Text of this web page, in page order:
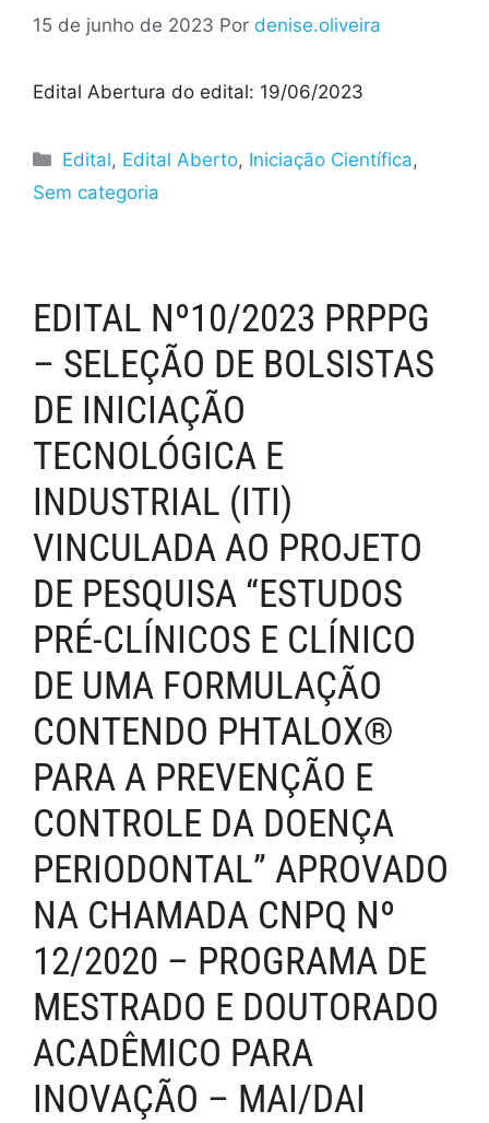
15 de junho de 2023 Por denise.oliveira
Edital Abertura do edital: 19/06/2023
Edital, Edital Aberto, Iniciação Científica,
Sem categoria
EDITAL Nº10/2023 PRPPG
– SELEÇÃO DE BOLSISTAS
DE INICIAÇÃO
TECNOLÓGICA E
INDUSTRIAL (ITI)
VINCULADA AO PROJETO
DE PESQUISA “ESTUDOS
PRÉ-CLÍNICOS E CLÍNICO
DE UMA FORMULAÇÃO
CONTENDO PHTALOX®
PARA A PREVENÇÃO E
CONTROLE DA DOENÇA
PERIODONTAL” APROVADO
NA CHAMADA CNPQ Nº
12/2020 – PROGRAMA DE
MESTRADO E DOUTORADO
ACADÊMICO PARA
INOVAÇÃO – MAI/DAI